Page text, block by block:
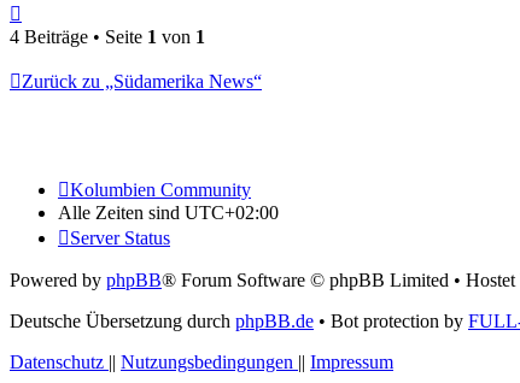
oben
4 Beiträge • Seite 1 von 1
Zurück zu „Südamerika News“
Kolumbien Community
Alle Zeiten sind UTC+02:00
Server Status
Powered by phpBB® Forum Software © phpBB Limited •
Deutsche Übersetzung durch phpBB.de • Bot protection by
Datenschutz || Nutzungsbedingungen || Impressum